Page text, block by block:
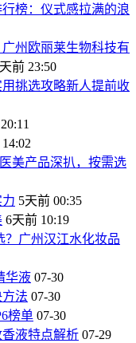
榜：仪式感拉满的浪
州欧丽莱生物科技有
前 23:50
挑选攻略新人提前收
美产品深扒，按需选
5天前 00:35
6天前 10:19
？广州汉江水化妆品
华液 07-30
法 07-30
榜单 07-30
液特点解析 07-29